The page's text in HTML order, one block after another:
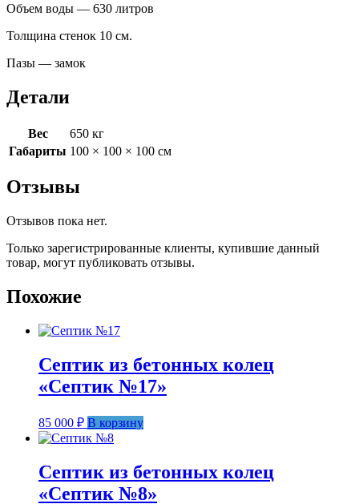
Объем воды — 630 литров
Толщина стенок 10 см.
Пазы — замок
Детали
Вес
650 кг
Габариты 100 × 100 × 100 см
Отзывы
Отзывов пока нет.
Только зарегистрированные клиенты, купившие данный
товар, могут публиковать отзывы.
Похожие
Септик из бетонных колец
«Септик №17»
85 000 ₽ В корзину
Септик из бетонных колец
«Септик №8»